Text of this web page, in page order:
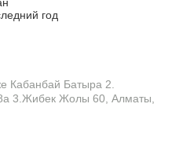
год
ㅤㅤㅤㅤㅤㅤㅤㅤㅤㅤㅤㅤㅤㅤ2.
3.Жибек Жолы 60, Алматы,